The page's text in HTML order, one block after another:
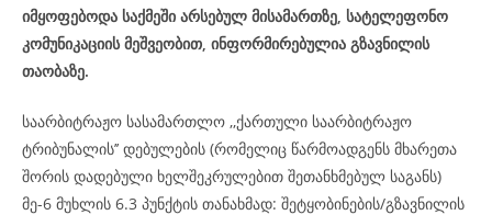
იმყოფებოდა საქმეში არსებულ მისამართზე, სატელეფონო
კომუნიკაციის მეშვეობით, ინფორმირებულია გზავნილის
თაობაზე.
საარბიტრაჟო სასამართლო ,,ქართული საარბიტრაჟო
ტრიბუნალის’’ დებულების (რომელიც წარმოადგენს მხარეთა
შორის დადებული ხელშეკრულებით შეთანხმებულ საგანს)
მე-6 მუხლის 6.3 პუნქტის თანახმად: შეტყობინების/გზავნილის